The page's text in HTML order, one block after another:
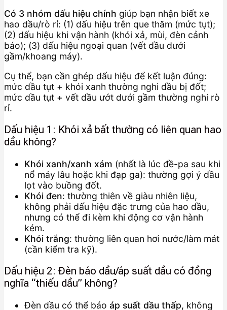
Có 3 nhóm dấu hiệu chính giúp bạn nhận biết xe
hao dầu/rò rỉ: (1) dấu hiệu trên que thăm (mức tụt);
(2) dấu hiệu khi vận hành (khói xả, mùi, đèn cảnh
báo); (3) dấu hiệu ngoại quan (vết dầu dưới
gầm/khoang máy).
Cụ thể, bạn cần ghép dấu hiệu để kết luận đúng:
mức dầu tụt + khói xanh thường nghi dầu bị đốt;
mức dầu tụt + vết dầu ướt dưới gầm thường nghi rò
rỉ.
Dấu hiệu 1: Khói xả bất thường có liên quan hao
dầu không?
Khói xanh/xanh xám (nhất là lúc đề-pa sau khi
nổ máy lâu hoặc khi đạp ga): thường gợi ý dầu
lọt vào buồng đốt.
Khói đen: thường thiên về giàu nhiên liệu,
không phải dấu hiệu đặc trưng của hao dầu,
nhưng có thể đi kèm khi động cơ vận hành
kém.
Khói trắng: thường liên quan hơi nước/làm mát
(cần kiểm tra kỹ).
Dấu hiệu 2: Đèn báo dầu/áp suất dầu có đồng
nghĩa “thiếu dầu” không?
Đèn dầu có thể báo áp suất dầu thấp, không